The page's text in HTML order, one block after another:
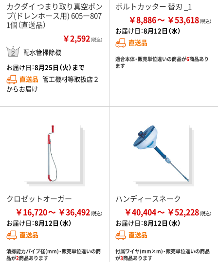
カクダイ つまり取り真空ポン
プ(ドレンホース用) 605ー807
1個（直送品）
￥2,592（税込）
配水管掃除機
お届け日：8月25日（火）まで
直送品 管工機材等取扱店２
からお届け
ボルトカッター 替刃 _1
￥8,886 ￥53,618
お届け日：8月12日（水）
直送品
適合本体・販売単位違いの商品が6商品あり
ます
クロゼットオーガー
￥16,720 ￥36,492
お届け日：8月12日（水）
直送品
清掃能力パイプ径(mm)・販売単位違いの商
品が2商品あります
ハンディースネーク
￥40,404 ￥52,228
お届け日：8月12日（水）
直送品
付属ワイヤ(mm×m)・販売単位違いの商品
が3商品あります